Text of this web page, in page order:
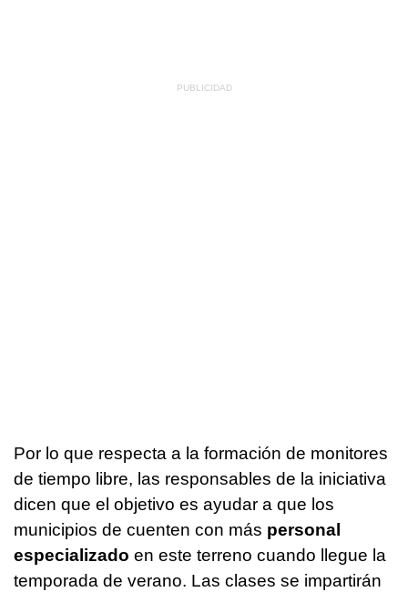
Por lo que respecta a la formación de monitores
de tiempo libre, las responsables de la iniciativa
dicen que el objetivo es ayudar a que los
municipios de cuenten con más personal
especializado en este terreno cuando llegue la
temporada de verano. Las clases se impartirán